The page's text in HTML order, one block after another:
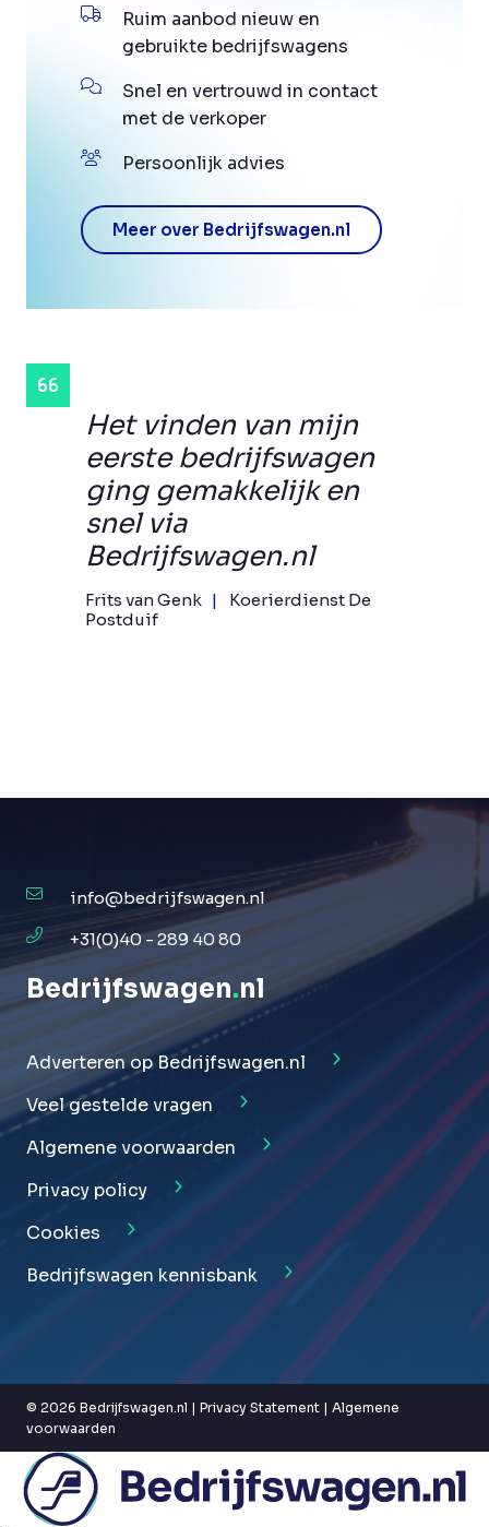
Het vinden van mijn
eerste bedrijfswagen
ging gemakkelijk en
snel via
Bedrijfswagen.nl
Frits van Genk
Koerierdienst De
Postduif
Ruim aanbod nieuw en
gebruikte bedrijfswagens
Snel en vertrouwd in contact
met de verkoper
Persoonlijk advies
Meer over Bedrijfswagen.nl
info@bedrijfswagen.nl
+31(0)40 - 289 40 80
Bedrijfswagen.nl
Adverteren op Bedrijfswagen.nl
Veel gestelde vragen
Algemene voorwaarden
Privacy policy
Cookies
Bedrijfswagen kennisbank
© 2026 Bedrijfswagen.nl | Privacy Statement | Algemene
voorwaarden